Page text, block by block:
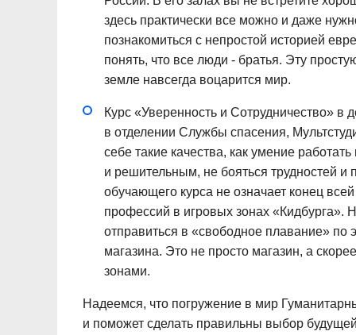
здесь практически все можно и даже
познакомиться с непростой историей
понять, что все люди - братья. Эту
земле навсегда воцарится мир.
Курс «Уверенность и Сотрудничество» в
в отделении Службы спасения,
себе такие качества, как умение
и решительным, не бояться трудностей и
обучающего курса не означает конец
профессий в игровых зонах «Кидбурга».
отправиться в «свободное плавание» по
магазина. Это не просто магазин, а
зонами.
Надеемся, что погружение в мир
и поможет сделать правильны выбор